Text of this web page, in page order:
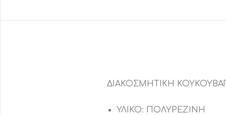
ΔΙΑΚΟΣΜΗΤΙΚΗ
ΥΛΙΚΟ: ΠΟΛΥΡΕΖΙΝΗ